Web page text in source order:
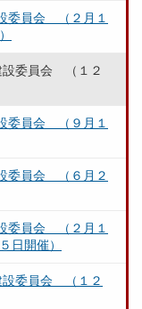
委員会 （２月１
設委員会 （１２
委員会 （９月１
委員会 （６月２
委員会 （２月１
日開催）
設委員会 （１２